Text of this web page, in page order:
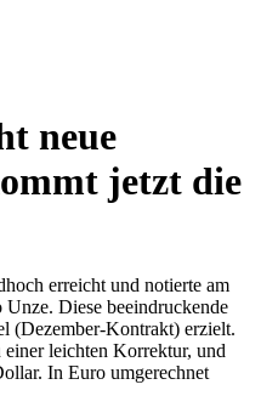
neue
jetzt die
erreicht und notierte am
Diese beeindruckende
(Dezember-Kontrakt) erzielt.
leichten Korrektur, und
In Euro umgerechnet